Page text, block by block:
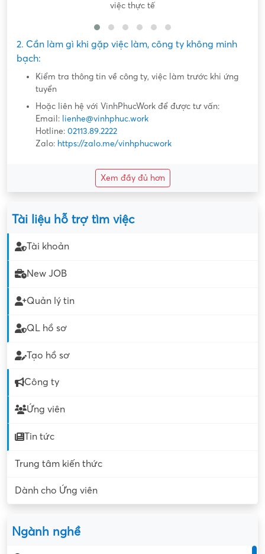
việc thực tế
2. Cần làm gì khi gặp việc làm, công ty không minh
bạch:
Kiểm tra thông tin về công ty, việc làm trước khi ứng
tuyển
Hoặc liên hệ với VinhPhucWork để được tư vấn:
Email: lienhe@vinhphuc.work
Hotline: 02113.89.2222
Zalo: https://zalo.me/vinhphucwork
Xem đầy đủ hơn
Tài liệu hỗ trợ tìm việc
Tài khoản
New JOB
Quản lý tin
QL hồ sơ
Tạo hồ sơ
Công ty
Ứng viên
Tin tức
Trung tâm kiến thức
Dành cho Ứng viên
Ngành nghề